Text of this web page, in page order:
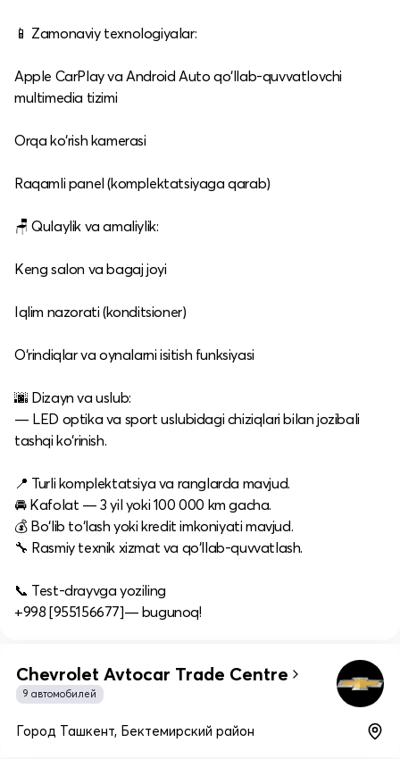
📱 Zamonaviy texnologiyalar:
Apple CarPlay va Android Auto qo‘llab-quvvatlovchi
multimedia tizimi
Orqa ko‘rish kamerasi
Raqamli panel (komplektatsiyaga qarab)
🪑 Qulaylik va amaliylik:
Keng salon va bagaj joyi
Iqlim nazorati (konditsioner)
O‘rindiqlar va oynalarni isitish funksiyasi
🌆 Dizayn va uslub:
— LED optika va sport uslubidagi chiziqlari bilan jozibali
tashqi ko‘rinish.
📍 Turli komplektatsiya va ranglarda mavjud.
🚘 Kafolat — 3 yil yoki 100 000 km gacha.
💰 Bo‘lib to‘lash yoki kredit imkoniyati mavjud.
🔧 Rasmiy texnik xizmat va qo‘llab-quvvatlash.
📞 Test-drayvga yoziling
+998 [955156677]— bugunoq!
Chevrolet Avtocar Trade Centre
9 автомобилей
Город Ташкент, Бектемирский район